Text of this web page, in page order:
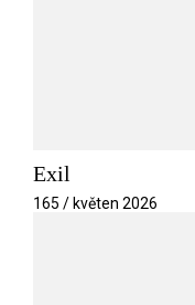
Exil
165 / květen 2026